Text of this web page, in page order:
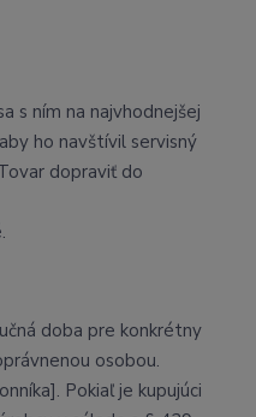
s ním na najvhodnejšej
ho navštívil servisný
dopraviť do
doba pre konkrétny
osobou.
Pokiaľ je kupujúci